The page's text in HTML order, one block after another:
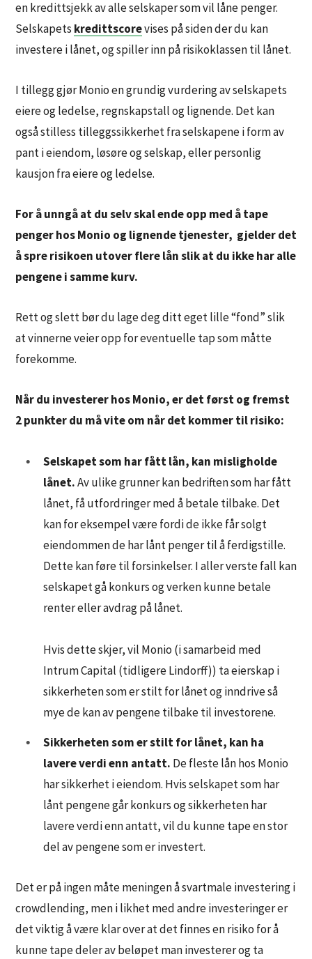
enkredittsjekkav alle selskaper som vil låne penger.
Selskapets kredittscorevises på siden der du kan
investere i lånet, og spiller inn på risikoklassen til lånet.
I tillegg gjør Monio en grundig vurdering av selskapets
eiere og ledelse, regnskapstall og lignende. Det kan
også stilless tilleggssikkerhet fra selskapene i form av
pant i eiendom, løsøre og selskap, eller personlig
kausjon fra eiere og ledelse.
For å unngå at du selv skal ende opp med å tape
penger hos Monio og lignende tjenester, gjelder det
å spre risikoen utover flere lån slik at du ikke har alle
pengene i samme kurv.
Rett og slett bør du lage deg ditt eget lille “fond” slik
at vinnerne veier opp for eventuelle tap som måtte
forekomme.
Når du investerer hos Monio, er det først og fremst
2 punkter du må vite om når det kommer til risiko:
Selskapet som har fått lån, kan misligholde
lånet.Av ulike grunner kan bedriften som har fått
lånet, få utfordringer med å betale tilbake. Det
kan for eksempel være fordi de ikke får solgt
eiendommen de har lånt penger til å ferdigstille.
Dette kan føre til forsinkelser. I aller verste fall kan
selskapet gå konkurs og verken kunne betale
renter eller avdrag på lånet.
Hvis dette skjer, vil Monio (i samarbeid med
Intrum Capital (tidligere Lindorff)) ta eierskap i
sikkerheten som er stilt for lånet og inndrive så
mye de kan av pengene tilbake til investorene.
Sikkerheten som er stilt for lånet, kan ha
lavere verdi enn antatt. De fleste lån hos Monio
har sikkerhet i eiendom. Hvis selskapet som har
lånt pengene går konkurs og sikkerheten har
lavere verdi enn antatt, vil du kunne tape en stor
del av pengene som er investert.
Det er på ingen måte meningen å svartmale investering i
crowdlending, men i likhet med andre investeringer er
det viktig å være klar over at det finnes en risiko for å
kunne tape deler av beløpet man investerer og ta